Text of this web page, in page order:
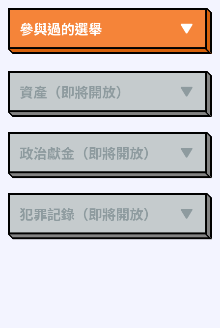
參與過的選舉
資產（即將開放）
政治獻金（即將開放）
犯罪記錄（即將開放）